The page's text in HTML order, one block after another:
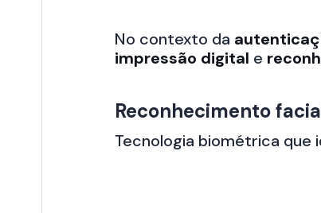
No contexto da
impressão digital e
Reconhecimento
Tecnologia biométrica que